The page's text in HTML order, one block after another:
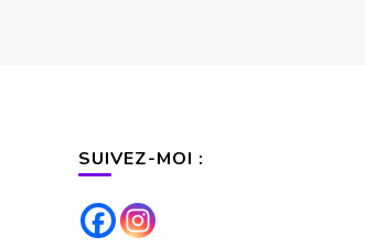
SUIVEZ-MOI :